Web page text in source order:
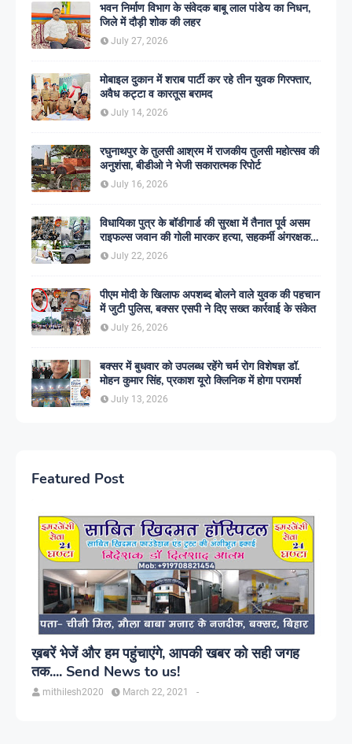
भवन निर्माण विभाग के संवेदक बाबू लाल पांडेय का निधन,
जिले में दौड़ी शोक की लहर
July 27, 2026
मोबाइल दुकान में शराब पार्टी कर रहे तीन युवक गिरफ्तार,
अवैध कट्टा व कारतूस बरामद
July 14, 2026
रघुनाथपुर के तुलसी आश्रम में राजकीय तुलसी महोत्सव की
अनुशंसा, बीडीओ ने भेजी सकारात्मक रिपोर्ट
July 16, 2026
विधायिका पुत्र के बॉडीगार्ड की सुरक्षा में तैनात पूर्व असम
राइफल्स जवान की गोली मारकर हत्या, सहकर्मी अंगरक्षक
गिरफ्तार
July 22, 2026
पीएम मोदी के खिलाफ अपशब्द बोलने वाले युवक की पहचान
में जुटी पुलिस, बक्सर एसपी ने दिए सख्त कार्रवाई के संकेत
July 26, 2026
बक्सर में बुधवार को उपलब्ध रहेंगे चर्म रोग विशेषज्ञ डॉ.
मोहन कुमार सिंह, प्रकाश यूरो क्लिनिक में होगा परामर्श
July 13, 2026
Featured Post
ख़बरें भेजें और हम पहुंचाएंगे, आपकी खबर को सही जगह
तक.... Send News to us!
mithilesh2020 -
March 22, 2021